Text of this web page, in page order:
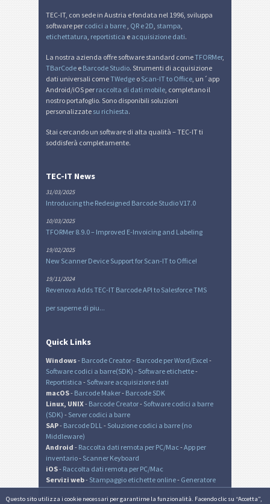
Questo sito utilizza i cookie necessari per garantirne la funzionalità. Facendo clic su “Accetta”,
TEC-IT, con sede in Austria e fondata nel 1996, sviluppa
software per codici a barre QR e 2D stampa
etichettatura reportistica e acquisizione dati.
La nostra azienda offre software standard comeTFORMer,
TBarCode e Barcode Studio. Strumenti di acquisizione
dati universali comeTWedge o Scan-IT to Office , un´app
Android/iOS per raccolta di dati mobile , completano il
nostro portafoglio. Sono disponibili soluzioni
personalizzate su richiesta.
Stai cercando un software di alta qualità – TEC-IT ti
soddisferà completamente.
TEC-IT News
31/03/2025
Introducing the Redesigned Barcode Studio V17.0
10/03/2025
TFORMer 8.9.0 – Improved E-Invoicing and Labeling
19/02/2025
New Scanner Device Support for Scan-IT to Office!
19/11/2024
Revenova Adds TEC-IT Barcode API to Salesforce TMS
per saperne di piu...
Quick Links
Windows- Barcode Creator- Barcode per Word/Excel -
Software codici a barre(SDK) - Software etichette-
Reportistica - Software acquisizione dati
macOS- Barcode Maker- Barcode SDK
Linux, UNIX- Barcode Creator- Software codici a barre
(SDK) - Server codici a barre
SAP- Barcode DLL - Soluzione codici a barre (no
Middleware)
Android - Raccolta dati remota per PC/Mac -App per
inventario- Scanner Keyboard
iOS- Raccolta dati remota per PC/Mac
Servizi web- Stampaggio etichette online- Generatore
codici a barre online-QR Code® Generator